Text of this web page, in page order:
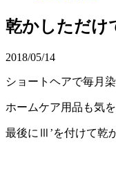
乾かしただけ
2018/05/14
ショートヘアで毎月
ホームケア用品も気
最後にⅢ’を付けて乾